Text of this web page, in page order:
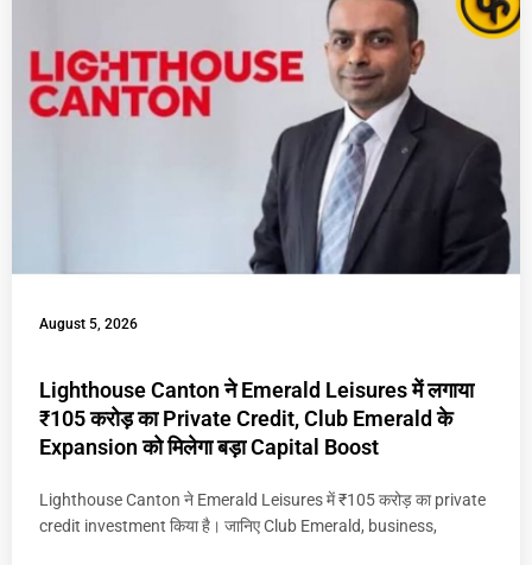
August 5, 2026
Lighthouse Canton ने Emerald Leisures में लगाया
₹105 करोड़ का Private Credit, Club Emerald के
Expansion को मिलेगा बड़ा Capital Boost
Lighthouse Canton ने Emerald Leisures में ₹105 करोड़ का private
credit investment किया है। जानिए Club Emerald, business,